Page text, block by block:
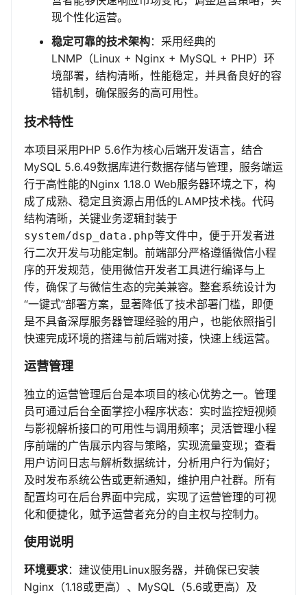
现个性化运营。
稳定可靠的技术架构：采用经典的
LNMP（Linux + Nginx + MySQL + PHP）环
境部署，结构清晰，性能稳定，并具备良好的容
错机制，确保服务的高可用性。
技术特性
本项目采用PHP 5.6作为核心后端开发语言，结合
MySQL 5.6.49数据库进行数据存储与管理，服务端运
行于高性能的Nginx 1.18.0 Web服务器环境之下，构
成了成熟、稳定且资源占用低的LAMP技术栈。代码
结构清晰，关键业务逻辑封装于
system/dsp_data.php等文件中，便于开发者进
行二次开发与功能定制。前端部分严格遵循微信小程
序的开发规范，使用微信开发者工具进行编译与上
传，确保了与微信生态的完美兼容。整套系统设计为
“一键式”部署方案，显著降低了技术部署门槛，即便
是不具备深厚服务器管理经验的用户，也能依照指引
快速完成环境的搭建与前后端对接，快速上线运营。
运营管理
独立的运营管理后台是本项目的核心优势之一。管理
员可通过后台全面掌控小程序状态：实时监控短视频
与影视解析接口的可用性与调用频率；灵活管理小程
序前端的广告展示内容与策略，实现流量变现；查看
用户访问日志与解析数据统计，分析用户行为偏好；
及时发布系统公告或更新通知，维护用户社群。所有
配置均可在后台界面中完成，实现了运营管理的可视
化和便捷化，赋予运营者充分的自主权与控制力。
使用说明
环境要求：建议使用Linux服务器，并确保已安装
Nginx（1.18或更高）、MySQL（5.6或更高）及